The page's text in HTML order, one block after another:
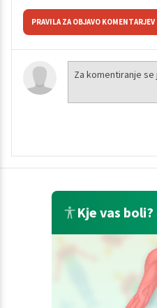
PRAVILA ZA OBJAVO KOMENTARJEV
Kje vas boli?